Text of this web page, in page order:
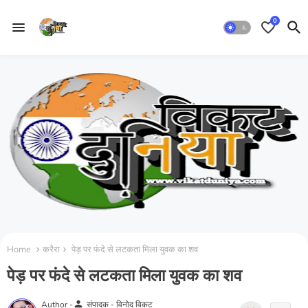
0
Home करैरा पेड़ पर फंदे से लटकता मिला युवक का शव
पेड़ पर फंदे से लटकता मिला युवक का शव
Author -person संपादक - विनोद विकट